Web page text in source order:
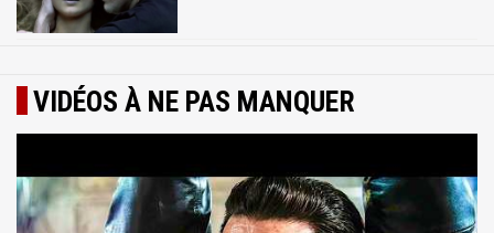
VIDÉOS À NE PAS MANQUER